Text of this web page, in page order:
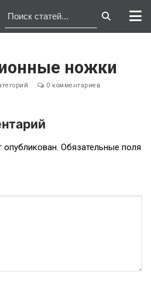
ножки
0 комментариев
опубликован. Обязательные поля